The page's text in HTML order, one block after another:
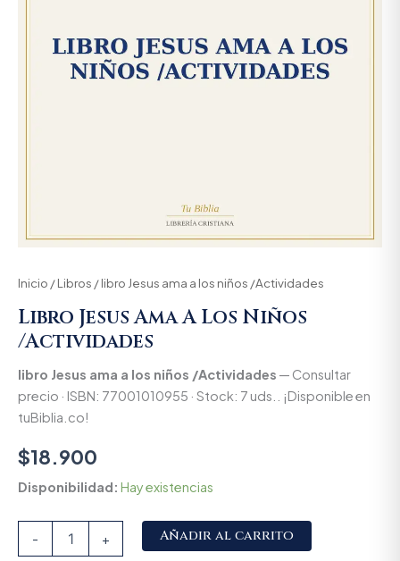
Inicio /Libros / libro Jesus ama a los niños /Actividades
Libro Jesus Ama A Los Niños
/Actividades
libro Jesus ama a los niños /Actividades — Consultar
precio · ISBN: 77001010955 · Stock: 7 uds.. ¡Disponible en
tuBiblia.co!
$18.900
Disponibilidad: Hay existencias
- + Añadir al carrito